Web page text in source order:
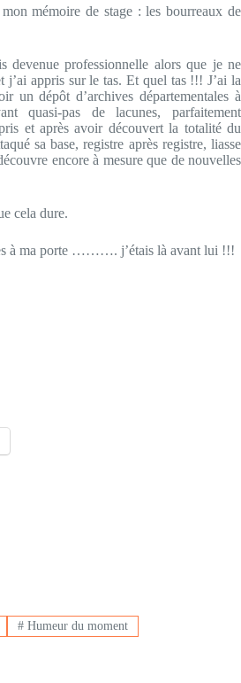
mémoire de stage : les bourreaux de
devenue professionnelle alors que je ne
j’ai appris sur le tas. Et quel tas !!! J’ai la
un dépôt d’archives départementales à
quasi-pas de lacunes, parfaitement
et après avoir découvert la totalité du
sa base, registre après registre, liasse
encore à mesure que de nouvelles
cela dure.
à ma porte ………. j’étais là avant lui !!!
#Humeur du moment